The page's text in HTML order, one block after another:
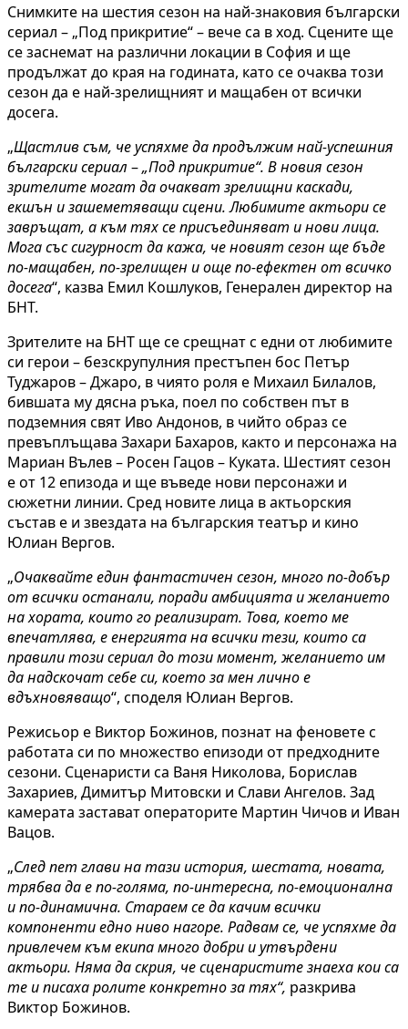
Снимките на шестия сезон на най-знаковия български
сериал – „Под прикритие“ – вече са в ход. Сцените ще
се заснемат на различни локации в София и ще
продължат до края на годината, като се очаква този
сезон да е най-зрелищният и мащабен от всички
досега.
„Щастлив съм, че успяхме да продължим най-успешния
български сериал –„Под прикритие“. В новия сезон
зрителите могат да очакват зрелищни каскади,
екшън и зашеметяващи сцени. Любимите актьори се
завръщат, а към тях се присъединяват и нови лица.
Мога със сигурност да кажа, че новият сезон ще бъде
по-мащабен, по-зрелищен и още по-ефектен от всичко
досега“, казва Емил Кошлуков, Генерален директор на
БНТ.
Зрителите на БНТ ще се срещнат с едни от любимите
си герои – безскрупулния престъпен бос Петър
Туджаров – Джаро, в чиято роля е Михаил Билалов,
бившата му дясна ръка, поел по собствен път в
подземния свят Иво Андонов, в чийто образ се
превъплъщава Захари Бахаров, както и персонажа на
Мариан Вълев – Росен Гацов – Куката. Шестият сезон
е от 12 епизода и ще въведе нови персонажи и
сюжетни линии. Сред новите лица в актьорския
състав е и звездата на българския театър и кино
Юлиан Вергов.
„Очаквайте един фантастичен сезон, много по-добър
от всички останали, поради амбицията и желанието
на хората, които го реализират. Това, което ме
впечатлява, е енергията на всички тези, които са
правили този сериал до този момент, желанието им
да надскочат себе си, което за мен лично е
вдъхновяващо“, споделя Юлиан Вергов.
Режисьор е Виктор Божинов, познат на феновете с
работата си по множество епизоди от предходните
сезони. Сценаристи са Ваня Николова, Борислав
Захариев, Димитър Митовски и Слави Ангелов. Зад
камерата застават операторите Мартин Чичов и Иван
Вацов.
„След пет глави на тази история, шестата, новата,
трябва да е по-голяма, по-интересна, по-емоционална
и по-динамична. Стараем се да качим всички
компоненти едно ниво нагоре. Радвам се, че успяхме да
привлечем към екипа много добри и утвърдени
актьори. Няма да скрия, че сценаристите знаеха кои са
те и писаха ролите конкретно за тях“, разкрива
Виктор Божинов.